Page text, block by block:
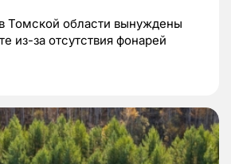
Томской области вынуждены
из-за отсутствия фонарей